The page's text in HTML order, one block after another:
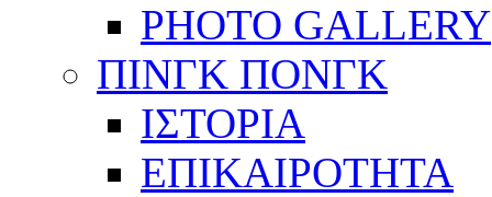
PHOTO GALLERY
ΠΙΝΓΚ ΠΟΝΓΚ
ΙΣΤΟΡΙΑ
ΕΠΙΚΑΙΡΟΤΗΤΑ